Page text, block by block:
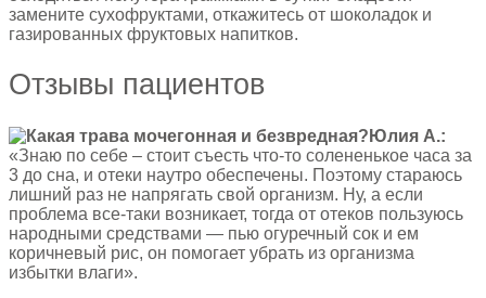
замените сухофруктами, откажитесь от шоколадок и
газированных фруктовых напитков.
Отзывы пациентов
Юлия А.:
«Знаю по себе – стоит съесть что-то солененькое часа за
3 до сна, и отеки наутро обеспечены. Поэтому стараюсь
лишний раз не напрягать свой организм. Ну, а если
проблема все-таки возникает, тогда от отеков пользуюсь
народными средствами — пью огуречный сок и ем
коричневый рис, он помогает убрать из организма
избытки влаги».